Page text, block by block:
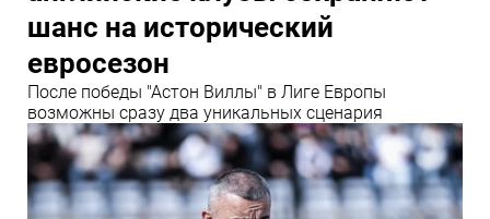
шанс на исторический
евросезон
После победы "Астон Виллы" в Лиге Европы
возможны сразу два уникальных сценария